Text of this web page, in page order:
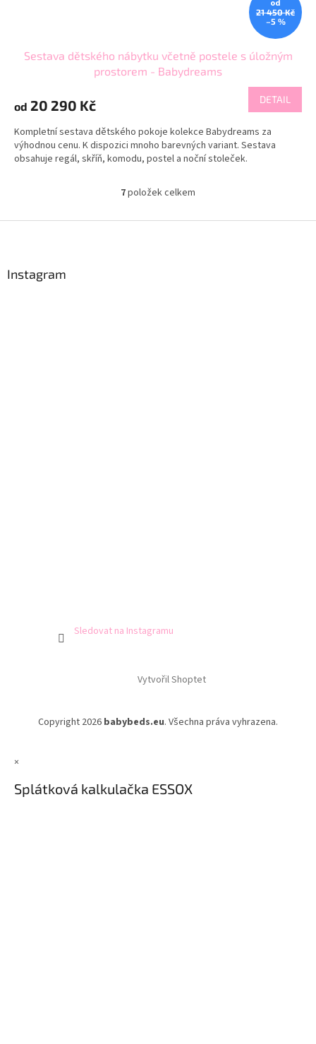
od
21 450 Kč
–5 %
Sestava dětského nábytku včetně postele s úložným
prostorem - Babydreams
od 20 290 Kč DETAIL
Kompletní sestava dětského pokoje kolekce Babydreams za
výhodnou cenu. K dispozici mnoho barevných variant. Sestava
obsahuje regál, skříň, komodu, postel a noční stoleček.
O
l
7položek celkem
Instagram
Sledovat na Instagramu
Vytvořil Shoptet
Copyright 2026 babybeds.eu. Všechna práva vyhrazena.
×
Splátková kalkulačka ESSOX